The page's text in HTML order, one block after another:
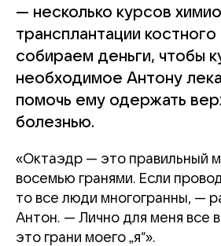
— несколько курсов
трансплантации
собираем деньги, чтобы
необходимое Антону
помочь ему одержать
болезнью.
«Октаэдр — это правильный
восемью гранями. Если
то все люди многогранны, —
Антон. — Лично для меня все
это грани моего „я“».